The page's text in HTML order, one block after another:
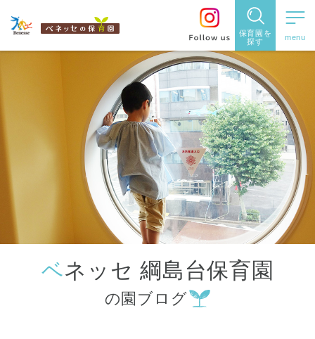
保育園を
探す
保育園を探す
住所・駅
名から探
す
都道府県
から探す
ベネッセ 綱島台保育園
の園ブログ